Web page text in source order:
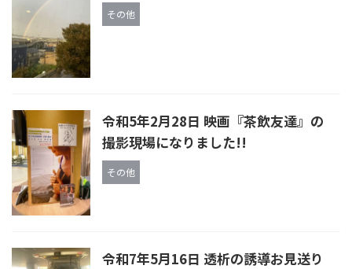
その他
令和5年2月28日 映画『茶飲友達』の
撮影現場になりました!!
その他
令和7年5月16日 透析の誘導お見送り